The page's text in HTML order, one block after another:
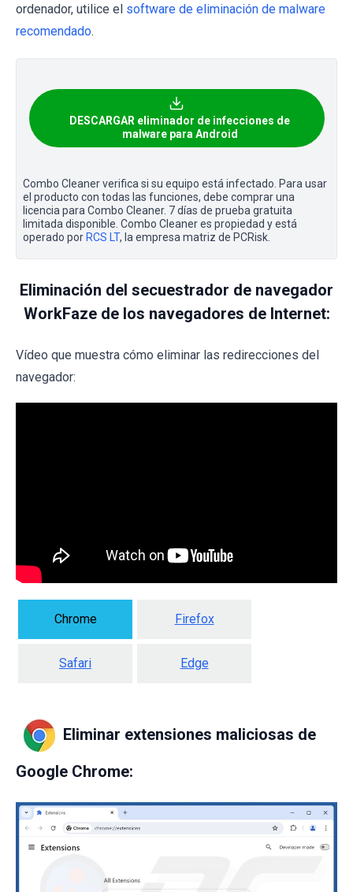
ordenador, utilice el software de eliminación de malware
recomendado.
DESCARGAR eliminador de infecciones de
malware para Android
Combo Cleaner verifica si su equipo está infectado. Para usar
el producto con todas las funciones, debe comprar una
licencia para Combo Cleaner. 7 días de prueba gratuita
limitada disponible. Combo Cleaner es propiedad y está
operado por RCS LT, la empresa matriz de PCRisk.
Eliminación del secuestrador de navegador
WorkFaze de los navegadores de Internet:
Vídeo que muestra cómo eliminar las redirecciones del
navegador:
Chrome Firefox
Safari Edge
Eliminar extensiones maliciosas de
Google Chrome: